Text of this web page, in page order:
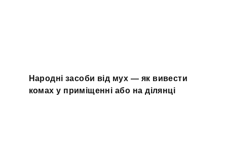
Народні засоби від мух — як вивести
комах у приміщенні або на ділянці